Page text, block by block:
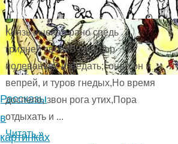
Рассказы
в
картинках
Князь выехал рано средь
гридней своихВ сыр-бор
полеванья2 изведать;Гонял он и
вепрей, и туров гнедых,Но время
доспело, звон рога утих,Пора
отдыхать и ...
Читать »